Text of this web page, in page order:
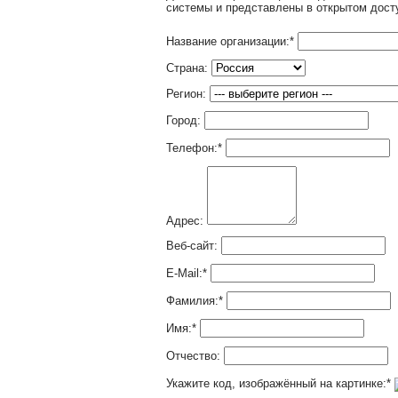
системы и представлены в открытом
Название организации:*
Страна:
Регион:
Город:
Телефон:*
Адрес:
Веб-сайт:
E-Mail:*
Фамилия:*
Имя:*
Отчество:
Укажите код, изображённый на картинке:*